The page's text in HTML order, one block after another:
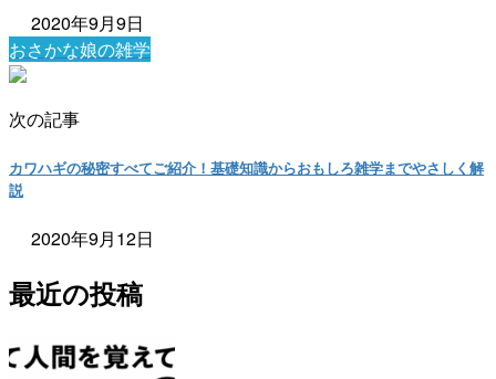
2020年9月9日
おさかな娘の雑学
次の記事
カワハギの秘密すべてご紹介！基礎知識からおもしろ雑学までやさしく解
説
2020年9月12日
最近の投稿